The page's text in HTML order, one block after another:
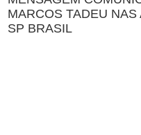
MARCOS TADEU
SP BRASIL